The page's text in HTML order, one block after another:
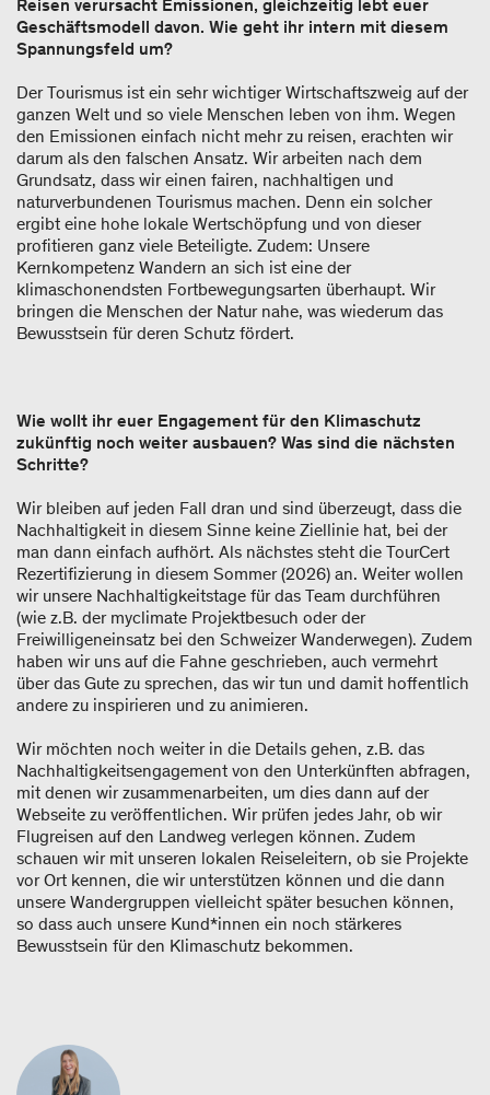
Reisen verursacht Emissionen, gleichzeitig lebt euer
Geschäftsmodell davon. Wie geht ihr intern mit diesem
Spannungsfeld um?
Der Tourismus ist ein sehr wichtiger Wirtschaftszweig auf der
ganzen Welt und so viele Menschen leben von ihm. Wegen
den Emissionen einfach nicht mehr zu reisen, erachten wir
darum als den falschen Ansatz. Wir arbeiten nach dem
Grundsatz, dass wir einen fairen, nachhaltigen und
naturverbundenen Tourismus machen. Denn ein solcher
ergibt eine hohe lokale Wertschöpfung und von dieser
profitieren ganz viele Beteiligte. Zudem: Unsere
Kernkompetenz Wandern an sich ist eine der
klimaschonendsten Fortbewegungsarten überhaupt. Wir
bringen die Menschen der Natur nahe, was wiederum das
Bewusstsein für deren Schutz fördert.
Wie wollt ihr euer Engagement für den Klimaschutz
zukünftig noch weiter ausbauen? Was sind die nächsten
Schritte?
Wir bleiben auf jeden Fall dran und sind überzeugt, dass die
Nachhaltigkeit in diesem Sinne keine Ziellinie hat, bei der
man dann einfach aufhört. Als nächstes steht die TourCert
Rezertifizierung in diesem Sommer (2026) an. Weiter wollen
wir unsere Nachhaltigkeitstage für das Team durchführen
(wie z.B. der myclimate Projektbesuch oder der
Freiwilligeneinsatz bei den Schweizer Wanderwegen). Zudem
haben wir uns auf die Fahne geschrieben, auch vermehrt
über das Gute zu sprechen, das wir tun und damit hoffentlich
andere zu inspirieren und zu animieren.
Wir möchten noch weiter in die Details gehen, z.B. das
Nachhaltigkeitsengagement von den Unterkünften abfragen,
mit denen wir zusammenarbeiten, um dies dann auf der
Webseite zu veröffentlichen. Wir prüfen jedes Jahr, ob wir
Flugreisen auf den Landweg verlegen können. Zudem
schauen wir mit unseren lokalen Reiseleitern, ob sie Projekte
vor Ort kennen, die wir unterstützen können und die dann
unsere Wandergruppen vielleicht später besuchen können,
so dass auch unsere Kund*innen ein noch stärkeres
Bewusstsein für den Klimaschutz bekommen.